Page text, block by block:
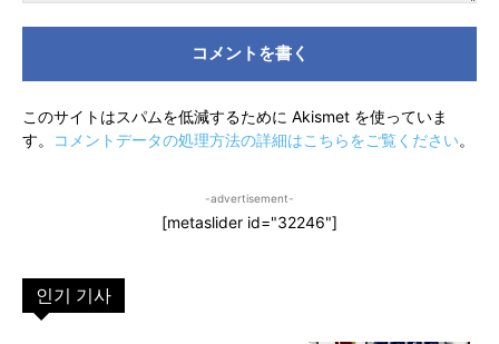
ト：
このサイトはスパムを低減するために Akismet を使っていま
す。
コメントデータの処理方法の詳細はこちらをご覧ください。
-advertisement-
[metaslider id="32246"]
인기 기사